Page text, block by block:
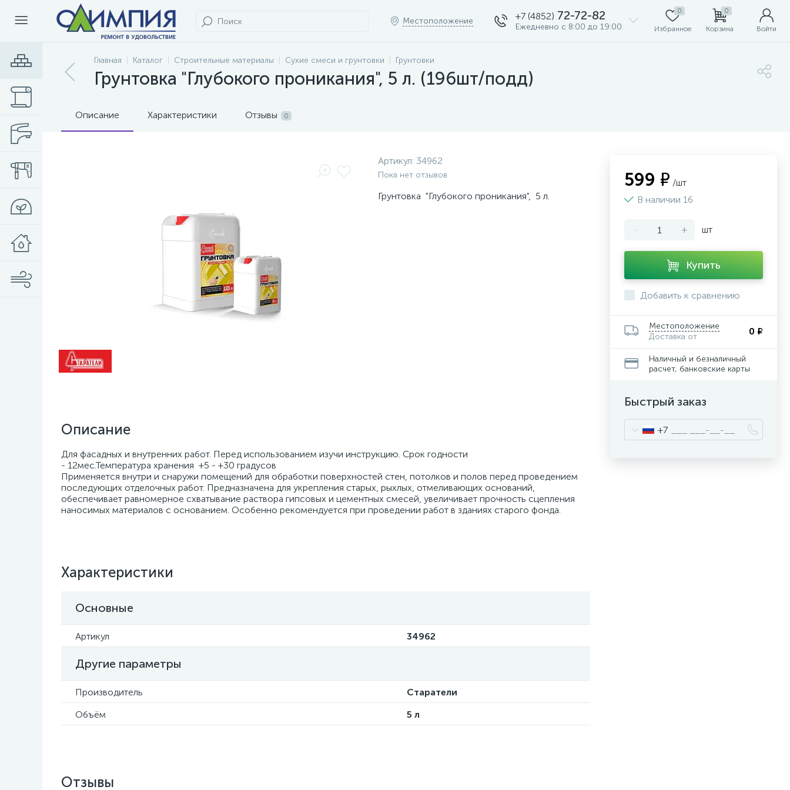
Местоположение +7 (4852) 72-72-82
Ежедневно с 8:00 до 19:00
0
Избранное
0
Корзина Войти
Главная Каталог Строительные материалы Сухие смеси и грунтовки Грунтовки
Грунтовка "Глубокого проникания", 5 л. (196шт/подд)
Описание Характеристики Отзывы 0
Артикул: 34962
Пока нет отзывов
Грунтовка "Глубокого проникания", 5 л.
Описание
Для фасадных и внутренних работ. Перед использованием изучи инструкцию. Срок годности
- 12мес.Температура хранения +5 - +30 градусов
Применяется внутри и снаружи помещений для обработки поверхностей стен, потолков и полов перед проведением
последующих отделочных работ. Предназначена для укрепления старых, рыхлых, отмеливающих оснований,
обеспечивает равномерное схватывание раствора гипсовых и цементных смесей, увеличивает прочность сцепления
наносимых материалов с основанием. Особенно рекомендуется при проведении работ в зданиях старого фонда.
Характеристики
Основные
Артикул 34962
Другие параметры
Производитель
Старатели
Объём
5 л
599 ₽ /шт
В наличии 16
- + шт
Купить
Добавить к сравнению
Местоположение
Доставка от
0 ₽
Наличный и безналичный
расчет, банковские карты
Быстрый заказ
+7
Отзывы